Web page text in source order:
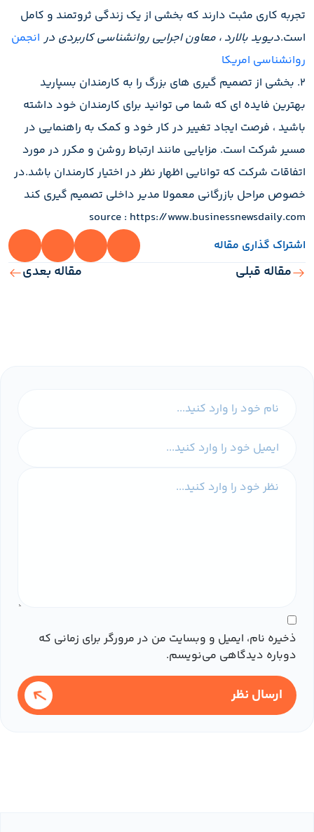
تجربه کاری مثبت دارند که بخشی از یک زندگی ثروتمند و کامل
است.دیوید بالارد ، معاون اجرایی روانشناسی کاربردی در انجمن
روانشناسی امریکا
2. بخشی از تصمیم گیری های بزرگ را به کارمندان بسپارید
بهترین فایده ای که شما می توانید برای کارمندان خود داشته
باشید ، فرصت ایجاد تغییر در کار خود و کمک به راهنمایی در
مسیر شرکت است. مزایایی مانند ارتباط روشن و مکرر در مورد
اتفاقات شرکت که توانایی اظهار نظر در اختیار کارمندان باشد.در
خصوص مراحل بازرگانی معمولا مدیر داخلی تصمیم گیری کند
source : https://www.businessnewsdaily.com
اشتراک گذاری مقاله
مقاله قبلی مقاله بعدی
ذخیره نام، ایمیل و وبسایت من در مرورگر برای زمانی که
دوباره دیدگاهی می‌نویسم.
ارسال نظر